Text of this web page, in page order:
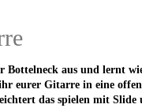
Bottelneck aus und lernt
eurer Gitarre in eine
das spielen mit Slide